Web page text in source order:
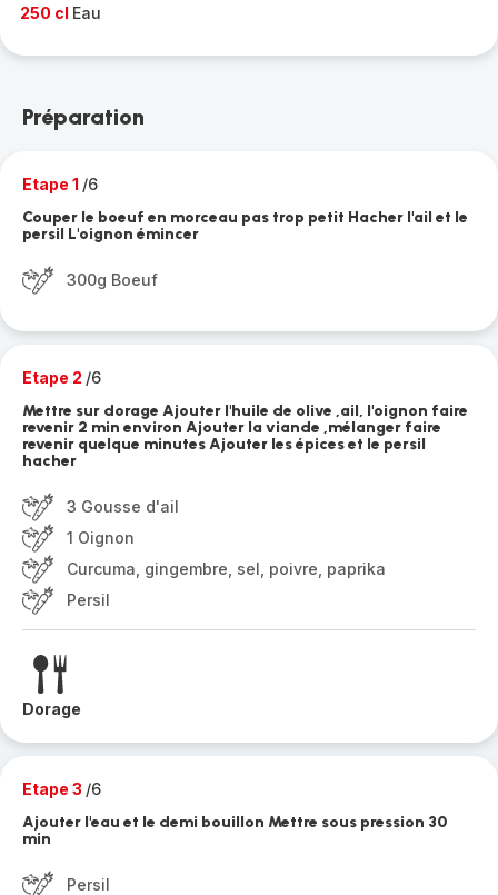
250 cl Eau
Préparation
Etape 1 /6
Couper le boeuf en morceau pas trop petit Hacher l'ail et le
persil L'oignon émincer
300g Boeuf
Etape 2 /6
Mettre sur dorage Ajouter l'huile de olive ,ail, l'oignon faire
revenir 2 min environ Ajouter la viande ,mélanger faire
revenir quelque minutes Ajouter les épices et le persil
hacher
3 Gousse d'ail
1 Oignon
Curcuma, gingembre, sel, poivre, paprika
Persil
Dorage
Etape 3 /6
Ajouter l'eau et le demi bouillon Mettre sous pression 30
min
Persil